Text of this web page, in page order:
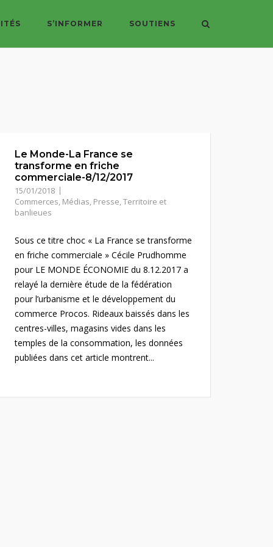
S’INFORMER SOUTIENS
Le Monde-La France se
transforme en friche
commerciale-8/12/2017
15/01/2018
Commerces, Médias, Presse,Territoire et
banlieues
Sous ce titre choc « La France se transforme
en friche commerciale » Cécile Prudhomme
pour LE MONDE ÉCONOMIE du 8.12.2017 a
relayé la dernière étude de la fédération
pour l’urbanisme et le développement du
commerce Procos. Rideaux baissés dans les
centres-villes, magasins vides dans les
temples de la consommation, les données
publiées dans cet article montrent...